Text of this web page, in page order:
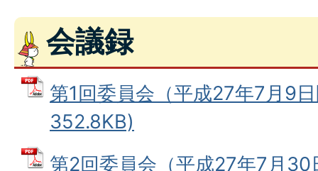
会議録
第1回委員会（平成27年7月9
352.8KB)
第2回委員会（平成27年7月